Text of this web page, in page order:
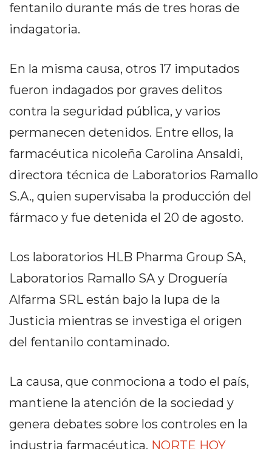
NOTICIAS
ROJAS
NOTICIAS
ARRECIFES
NOTICIAS
DE
Y
CAMPANA
NOTICIAS
DE
CAMPANA
DE
LA
AIRES)
EL
MEJOR
fentanilo durante más de tres horas de
indagatoria.
En la misma causa, otros 17 imputados
fueron indagados por graves delitos
contra la seguridad pública, y varios
permanecen detenidos. Entre ellos, la
farmacéutica nicoleña Carolina Ansaldi,
directora técnica de Laboratorios Ramallo
S.A., quien supervisaba la producción del
fármaco y fue detenida el 20 de agosto.
Los laboratorios HLB Pharma Group SA,
Laboratorios Ramallo SA y Droguería
Alfarma SRL están bajo la lupa de la
Justicia mientras se investiga el origen
del fentanilo contaminado.
La causa, que conmociona a todo el país,
mantiene la atención de la sociedad y
genera debates sobre los controles en la
industria farmacéutica. NORTE HOY